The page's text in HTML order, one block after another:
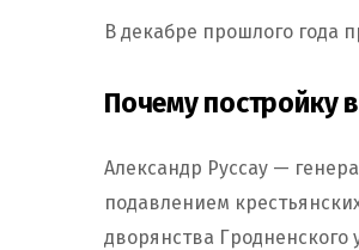
В декабре прошлого года
Почему постройку
Александр Руссау —
подавлением
дворянства Гродненского